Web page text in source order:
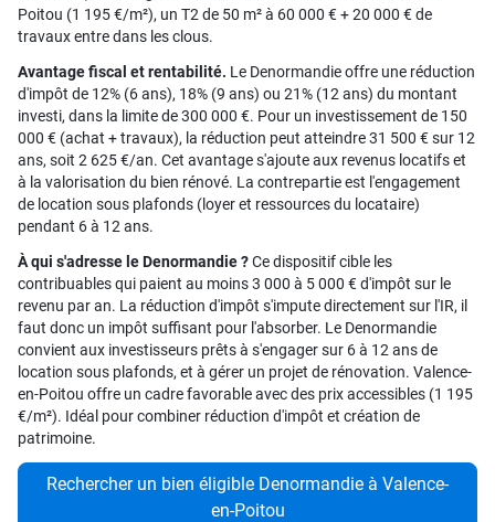
Poitou (1 195 €/m²), un T2 de 50 m² à 60 000 € + 20 000 € de
travaux entre dans les clous.
Avantage fiscal et rentabilité. Le Denormandie offre une réduction
d'impôt de 12% (6 ans), 18% (9 ans) ou 21% (12 ans) du montant
investi, dans la limite de 300 000 €. Pour un investissement de 150
000 € (achat + travaux), la réduction peut atteindre 31 500 € sur 12
ans, soit 2 625 €/an. Cet avantage s'ajoute aux revenus locatifs et
à la valorisation du bien rénové. La contrepartie est l'engagement
de location sous plafonds (loyer et ressources du locataire)
pendant 6 à 12 ans.
À qui s'adresse le Denormandie ?Ce dispositif cible les
contribuables qui paient au moins 3 000 à 5 000 € d'impôt sur le
revenu par an. La réduction d'impôt s'impute directement sur l'IR, il
faut donc un impôt suffisant pour l'absorber. Le Denormandie
convient aux investisseurs prêts à s'engager sur 6 à 12 ans de
location sous plafonds, et à gérer un projet de rénovation. Valence-
en-Poitou offre un cadre favorable avec des prix accessibles (1 195
€/m²). Idéal pour combiner réduction d'impôt et création de
patrimoine.
Rechercher un bien éligible Denormandie à Valence-
en-Poitou